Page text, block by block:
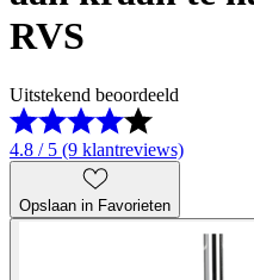
RVS
Uitstekend beoordeeld
4.8 / 5 (9 klantreviews)
Opslaan in Favorieten